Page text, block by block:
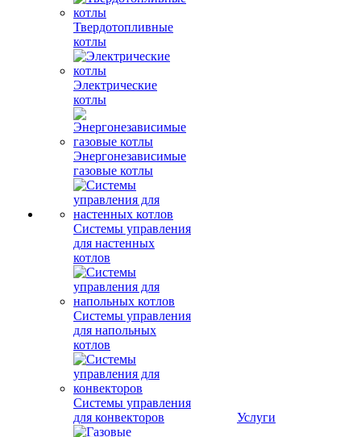
Твердотопливные
котлы
Электрические
котлы
Энергонезависимые
газовые котлы
Системы управления
для настенных
котлов
Системы управления
для напольных
котлов
Системы управления
для конвекторов
Услуги